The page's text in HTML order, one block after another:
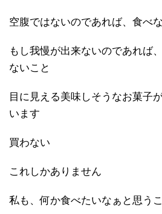
空腹ではないのであれば、食べ
もし我慢が出来ないのであれば
ないこと
目に見える美味しそうなお菓子
います
買わない
これしかありません
私も、何か食べたいなぁと思う